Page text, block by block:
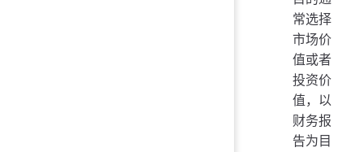
常选择
市场价
值或者
投资价
值，以
财务报
告为目